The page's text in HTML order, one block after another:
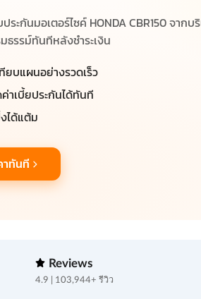
ระกันมอเตอร์ไซค์ HONDA CBR150 จาก
ธรรม์ทันทีหลังชำระเงิน
ยบแผนอย่างรวดเร็ว
าเบี้ยประกันได้ทันที
ได้แต้ม
าทันที
Reviews
4.9 | 103,944+ รีวิว